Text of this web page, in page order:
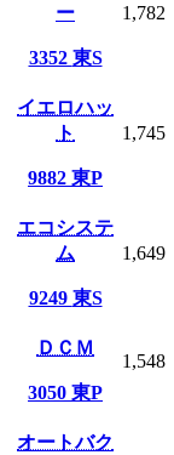
ー
3352 東S
1,782
イエロハッ
ト
9882 東P
1,745
エコシステ
ム
9249 東S
1,649
ＤＣＭ
3050 東P
1,548
オートバク